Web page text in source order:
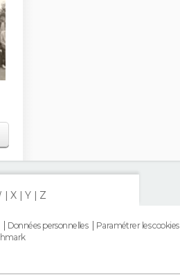
X Y Z
Données personnelles Paramétrer les cookies